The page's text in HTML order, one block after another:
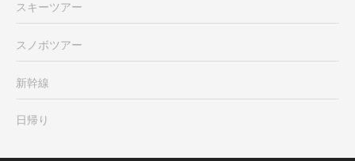
スキーツアー
スノボツアー
新幹線
日帰り